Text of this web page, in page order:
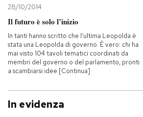
28/10/2014
Il futuro è solo l’inizio
In tanti hanno scritto che l'ultima Leopolda è
stata una Leopolda di governo. È vero: chi ha
mai visto 104 tavoli tematici coordinati da
membri del governo o del parlamento, pronti
a scambiarsi idee [Continua]
In evidenza